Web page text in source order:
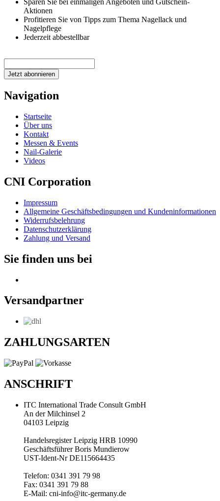
Sparen Sie bei einmaligen Angeboten und Gutschein-
Aktionen
Profitieren Sie von Tipps zum Thema Nagellack und
Nagelpflege
Jederzeit abbestellbar
Jetzt abonnieren
Navigation
Startseite
Über uns
Kontakt
Messen & Events
Nail-Galerie
Videos
CNI Corporation
Impressum
Allgemeine Geschäftsbedingungen und Kundeninformationen
Widerrufsbelehrung
Datenschutzerklärung
Zahlung und Versand
Sie finden uns bei
Versandpartner
ZAHLUNGSARTEN
ANSCHRIFT
ITC International Trade Consult GmbH
An der Milchinsel 2
04103 Leipzig
Handelsregister Leipzig HRB 10990
Geschäftsführer Boris Mundierow
UST-Ident-Nr DE115664435
Telefon: 0341 391 79 98
Fax: 0341 391 79 88
E-Mail: cni-info@itc-germany.de